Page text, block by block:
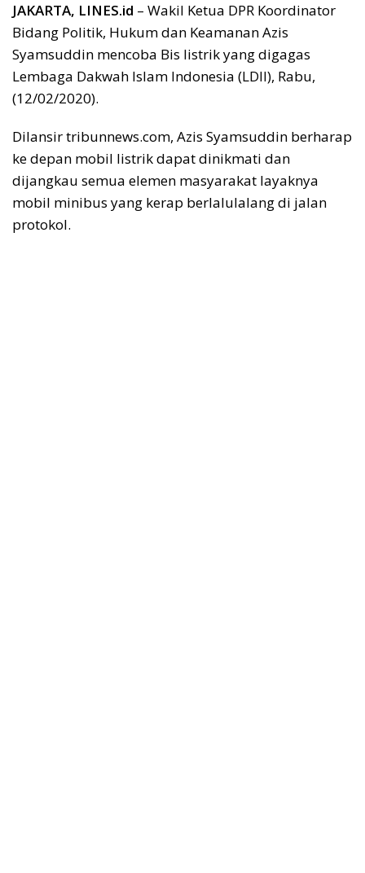
JAKARTA, LINES.id – Wakil Ketua DPR Koordinator
Bidang Politik, Hukum dan Keamanan Azis
Syamsuddin mencoba Bis listrik yang digagas
Lembaga Dakwah Islam Indonesia (LDII), Rabu,
(12/02/2020).
Dilansir tribunnews.com, Azis Syamsuddin berharap
ke depan mobil listrik dapat dinikmati dan
dijangkau semua elemen masyarakat layaknya
mobil minibus yang kerap berlalulalang di jalan
protokol.